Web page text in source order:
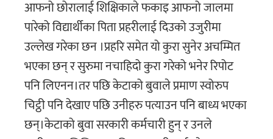
आफनो छोरालाई शिक्षिकाले फकाइ आफनो जालमा
पारेको विद्यार्थीका पिता प्रहरीलाई दिउको उजुरीमा
उल्लेख गरेका छन ।प्रहरि समेत यो कुरा सुनेर अचम्मित
भएका छन् र सुरुमा नचाहिदो कुरा गरेको भनेर रिपोट
पनि लिएनन।तर पछि केटाको बुवाले प्रमाण स्वोरुप
चिट्ठी पनि देखाए पछि उनीहरु पत्याउन पनि बाध्य भएका
छन्।केटाको बुवा सरकारी कर्मचारी हुन् र उनले